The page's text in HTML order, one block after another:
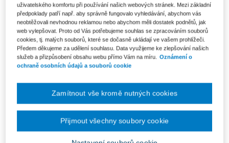
Právo na spravedlivý proces
uživatelského komfortu při používání našich webových stránek. Mezi základní
předpoklady patří např. aby správně fungovalo vyhledávání, abychom vás
neobtěžovali nevhodnou reklamou nebo abychom měli dostatek podnětů, jak
web vylepšovat. Proto od Vás potřebujeme souhlas se zpracováním souborů
cookies, tj. malých souborů, které se dočasně ukládají ve vašem prohlížeči.
Předem děkujeme za udělení souhlasu. Data využijeme ke zlepšování našich
služeb a přizpůsobení obsahu webu přímo Vám na míru. Oznámení o
ochraně osobních údajů a souborů cookie
Zamítnout vše kromě nutných cookies
Přijmout všechny soubory cookie